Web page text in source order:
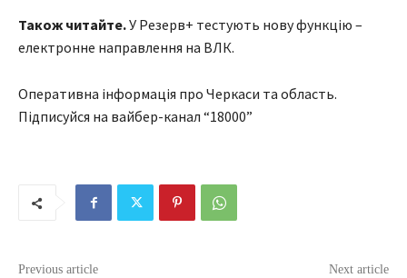
Також читайте.У Резерв+ тестують нову функцію –
електронне направлення на ВЛК.
Оперативна інформація про Черкаси та область.
Підписуйся на вайбер-канал “18000”
Previous article Next article